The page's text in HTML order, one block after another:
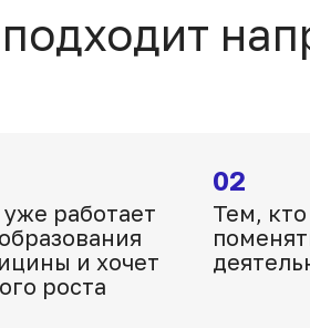
работает
и хочет
роста
02
Тем, кто